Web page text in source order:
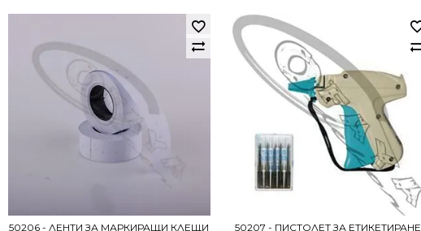
50206 - ЛЕНТИ ЗА МАРКИРАЩИ КЛЕЩИ 50207 - ПИСТОЛЕТ ЗА ЕТИКЕТИРАНЕ